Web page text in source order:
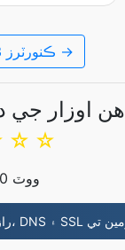
سڀ ڏسو AC3 ڪنورٽرز →
هن اوزار جي
☆
☆
0 ووٽ